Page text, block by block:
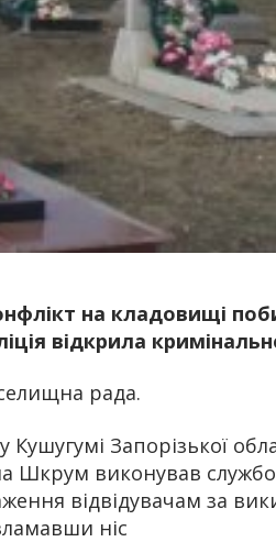
на кладовищі
відкрила
рада.
Запорізької
Шкрум виконував
відвідувачам за
ніс